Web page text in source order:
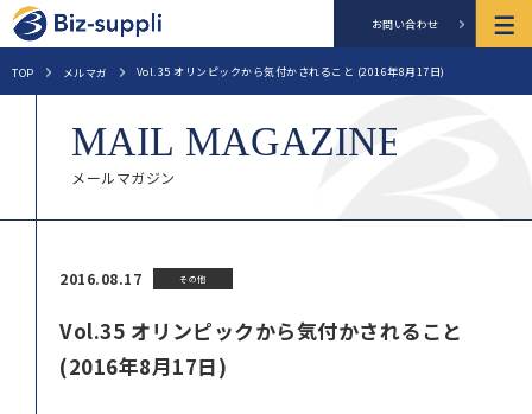
お問い合わせ
TOP メルマガ Vol.35 オリンピックから気付かされること (2016年8月17日)
メールマガジン
2016.08.17 その他
Vol.35 オリンピックから気付かされること
(2016年8月17日)